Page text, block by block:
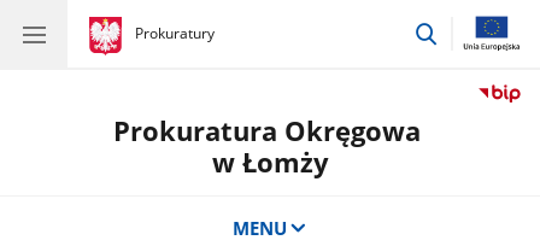
gov.pl
Prokuratury
gov.pl
Prokuratury
przejdź
Prokuratura Okręgowa
w Łomży
MENU